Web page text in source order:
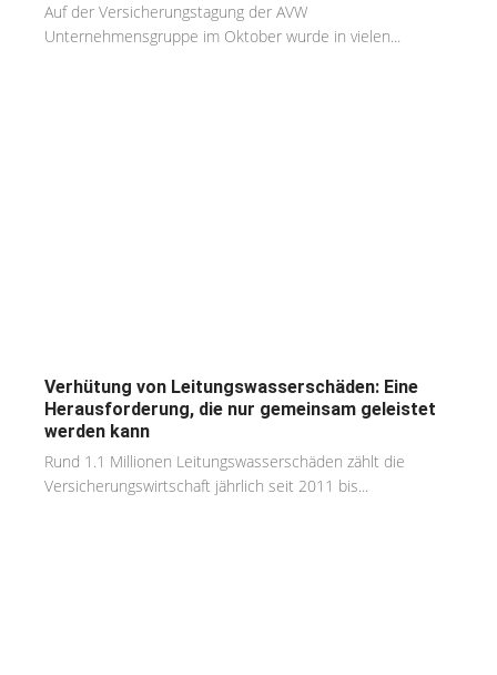
Auf der Versicherungstagung der AVW
Unternehmensgruppe im Oktober wurde in vielen...
Verhütung von Leitungswasserschäden: Eine
Herausforderung, die nur gemeinsam geleistet
werden kann
Rund 1.1 Millionen Leitungswasserschäden zählt die
Versicherungswirtschaft jährlich seit 2011 bis...